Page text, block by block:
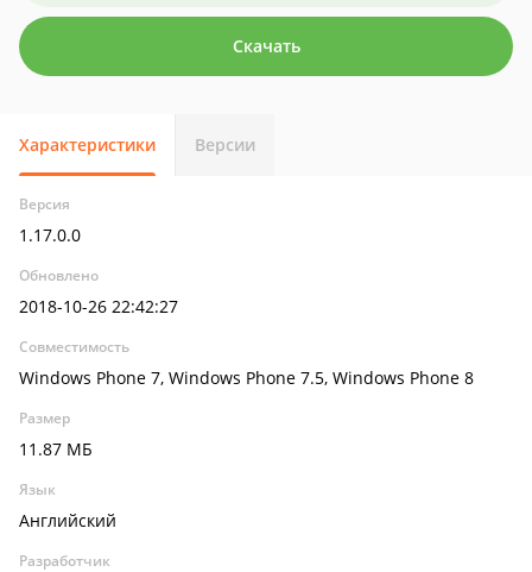
Скачать
Характеристики Версии
Версия
1.17.0.0
Обновлено
2018-10-26 22:42:27
Совместимость
Windows Phone 7, Windows Phone 7.5, Windows Phone 8
Размер
11.87 МБ
Язык
Английский
Разработчик